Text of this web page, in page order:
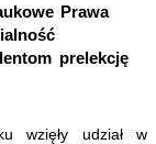
Prawa
prelekcję
wzięły udział w